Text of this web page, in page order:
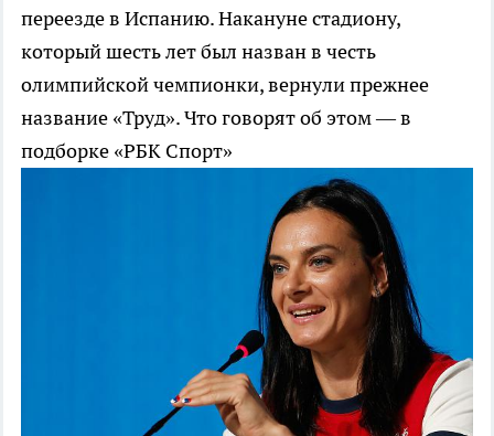
переезде в Испанию. Накануне стадиону,
который шесть лет был назван в честь
олимпийской чемпионки, вернули прежнее
название «Труд». Что говорят об этом — в
подборке «РБК Спорт»